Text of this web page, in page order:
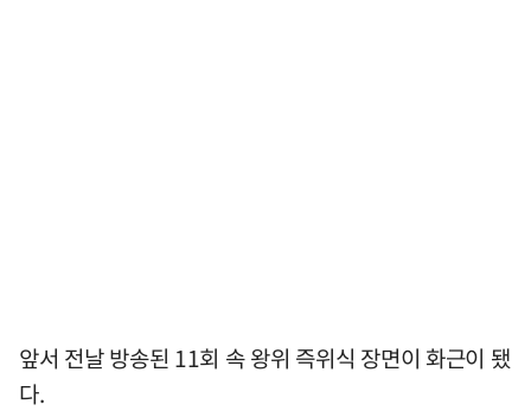
앞서 전날 방송된 11회 속 왕위 즉위식 장면이 화근이 됐
다.